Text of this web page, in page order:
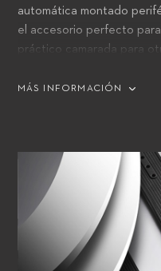
automática montado
el accesorio perfecto
práctico camarada para
sistema de cuerda, que
MÁS INFORMACIÓN